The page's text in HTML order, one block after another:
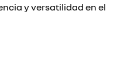
y versatilidad en el